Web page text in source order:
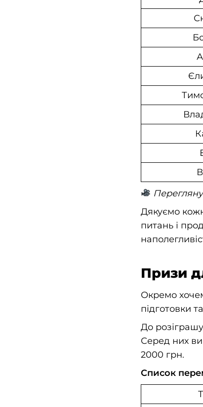
Дякуємо
питань і
Призи
Окремо
підготовки
До
Серед них
2000 грн.
Список